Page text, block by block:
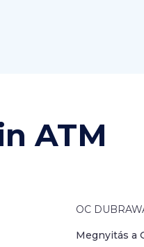
ATM
OC
Megnyitás a